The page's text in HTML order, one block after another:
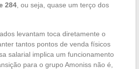
284, ou seja, quase um terço dos
levantam toca diretamente o
tantos pontos de venda físicos
salarial implica um funcionamento
para o grupo Amoniss não é,